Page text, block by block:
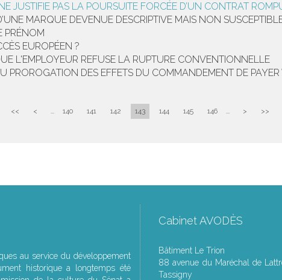
JUSTIFIE PAS LA POURSUITE FORCÉE D’UN CONTRAT
MARQUE DEVENUE DESCRIPTIVE MAIS NON
PRÉNOM
EUROPÉEN ?
L'EMPLOYEUR REFUSE LA RUPTURE CONVENTIONNELLE
PROROGATION DES EFFETS DU COMMANDEMENT DE
<< < ... 140 141 142 143 144 145 146 ... > >>
au service du développement
historique a longtemps été
Cabinet AVODÈS
Bâtiment Le Trion
88 avenue du Maréchal de
Tassigny